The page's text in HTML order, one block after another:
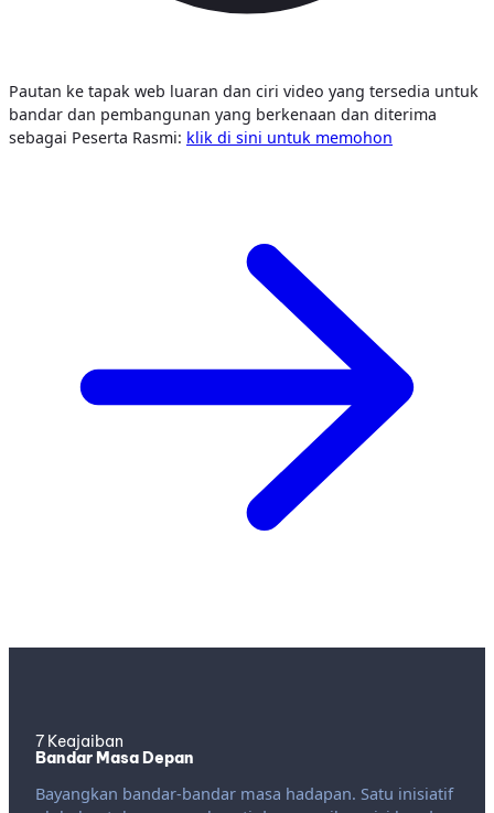
Pautan ke tapak web luaran dan ciri video yang tersedia untuk
bandar dan pembangunan yang berkenaan dan diterima
sebagai Peserta Rasmi: klik di sini untuk memohon
7 Keajaiban
Bandar Masa Depan
Bayangkan bandar-bandar masa hadapan. Satu inisiatif